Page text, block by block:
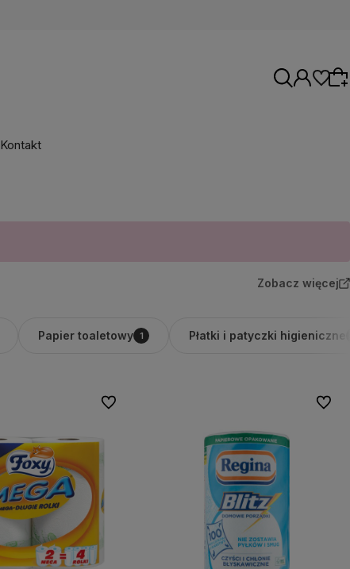
Kontakt
Zobacz więcej
Papier toaletowy 1 Płatki i patyczki higieniczne
Do ulubionych Do